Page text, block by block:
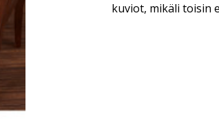
kuviot, mikäli toisin